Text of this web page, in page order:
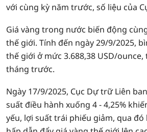
với cùng kỳ năm trước, số liệu của
Giá vàng trong nước biến động
thế giới. Tính đến ngày 29/9/2025,
thế giới ở mức 3.688,38 USD/ounce,
tháng trước.
Ngày 17/9/2025, Cục Dự trữ Liên
suất điều hành xuống 4 - 4,25%
yếu, lợi suất trái phiếu giảm, qua đó